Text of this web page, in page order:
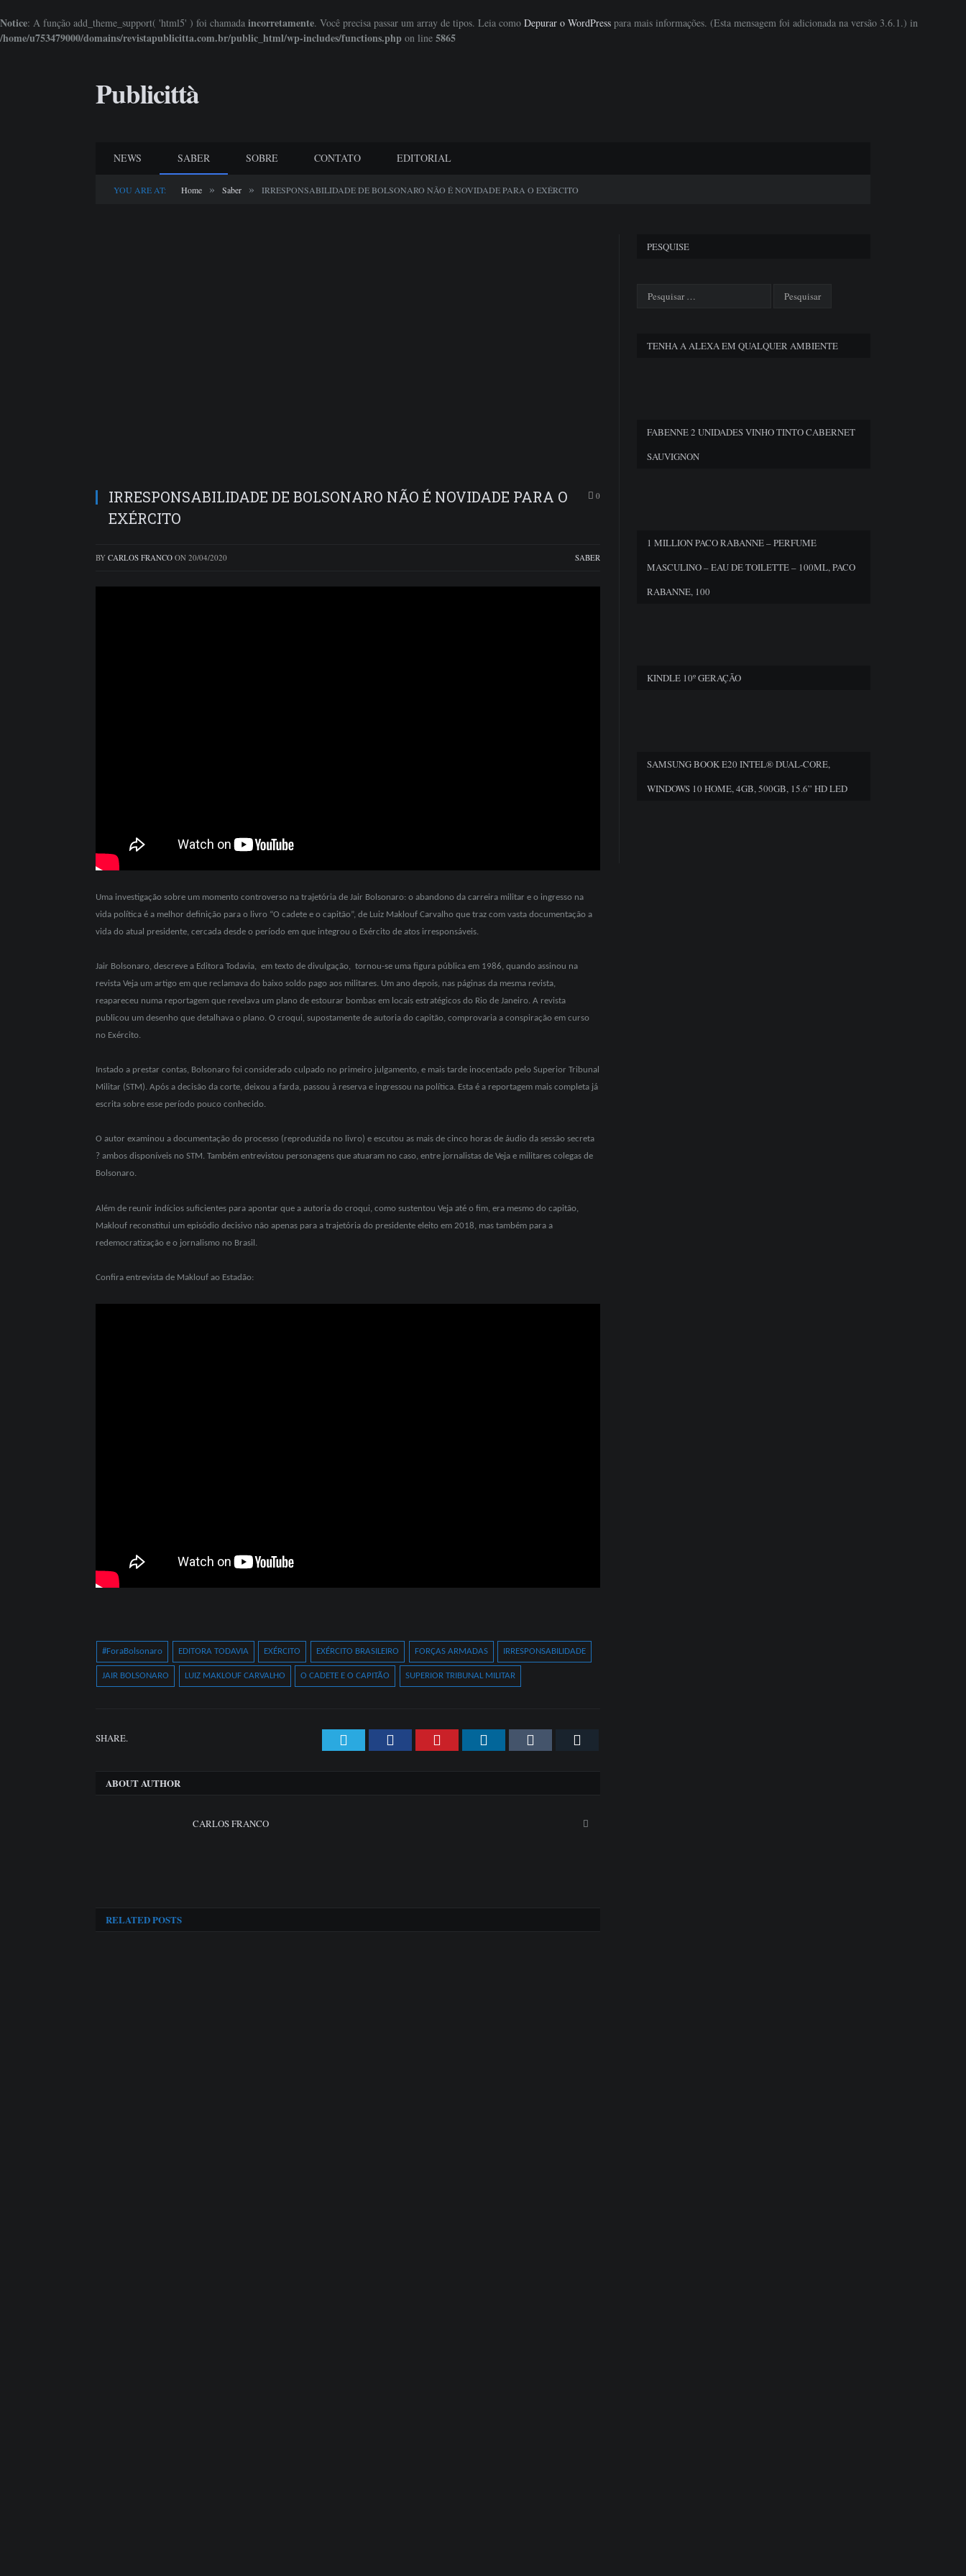
Notice: A função add_theme_support( 'html5' ) foi chamada incorretamente. Você precisa passar um array de tipos. Leia como Depurar o WordPress para mais informações. (Esta mensagem foi adicionada na versão 3.6.1.) in
/home/u753479000/domains/revistapublicitta.com.br/public_html/wp-includes/functions.php on line 5865
Publicittà
NEWS SABER SOBRE CONTATO EDITORIAL
YOU ARE AT: Home » Saber » IRRESPONSABILIDADE DE BOLSONARO NÃO É NOVIDADE PARA O EXÉRCITO
IRRESPONSABILIDADE DE BOLSONARO NÃO É NOVIDADE PARA O
EXÉRCITO
0
BY CARLOS FRANCO ON 20/04/2020 SABER
Uma investigação sobre um momento controverso na trajetória de Jair Bolsonaro: o abandono da carreira militar e o ingresso na
vida política é a melhor definição para o livro “O cadete e o capitão”, de Luiz Maklouf Carvalho que traz com vasta documentação a
vida do atual presidente, cercada desde o período em que integrou o Exército de atos irresponsáveis.
Jair Bolsonaro, descreve a Editora Todavia, em texto de divulgação, tornou-se uma figura pública em 1986, quando assinou na
revista Veja um artigo em que reclamava do baixo soldo pago aos militares. Um ano depois, nas páginas da mesma revista,
reapareceu numa reportagem que revelava um plano de estourar bombas em locais estratégicos do Rio de Janeiro. A revista
publicou um desenho que detalhava o plano. O croqui, supostamente de autoria do capitão, comprovaria a conspiração em curso
no Exército.
Instado a prestar contas, Bolsonaro foi considerado culpado no primeiro julgamento, e mais tarde inocentado pelo Superior Tribunal
Militar (STM). Após a decisão da corte, deixou a farda, passou à reserva e ingressou na política. Esta é a reportagem mais completa já
escrita sobre esse período pouco conhecido.
O autor examinou a documentação do processo (reproduzida no livro) e escutou as mais de cinco horas de áudio da sessão secreta
? ambos disponíveis no STM. Também entrevistou personagens que atuaram no caso, entre jornalistas de Veja e militares colegas de
Bolsonaro.
Além de reunir indícios suficientes para apontar que a autoria do croqui, como sustentou Veja até o fim, era mesmo do capitão,
Maklouf reconstitui um episódio decisivo não apenas para a trajetória do presidente eleito em 2018, mas também para a
redemocratização e o jornalismo no Brasil.
Confira entrevista de Maklouf ao Estadão:
#ForaBolsonaro EDITORA TODAVIA EXÉRCITO EXÉRCITO BRASILEIRO FORÇAS ARMADAS IRRESPONSABILIDADE
JAIR BOLSONARO LUIZ MAKLOUF CARVALHO O CADETE E O CAPITÃO SUPERIOR TRIBUNAL MILITAR
SHARE. Twitter Facebook Pinterest LinkedIn Tumblr
ABOUT AUTHOR
CARLOS FRANCO
RELATEDPOSTS
PESQUISE
TENHA A ALEXA EM QUALQUER AMBIENTE
FABENNE 2 UNIDADES VINHO TINTO CABERNET
SAUVIGNON
1 MILLION PACO RABANNE – PERFUME
MASCULINO – EAU DE TOILETTE – 100ML, PACO
RABANNE, 100
KINDLE 10º GERAÇÃO
SAMSUNG BOOK E20 INTEL® DUAL-CORE,
WINDOWS 10 HOME, 4GB, 500GB, 15.6” HD LED